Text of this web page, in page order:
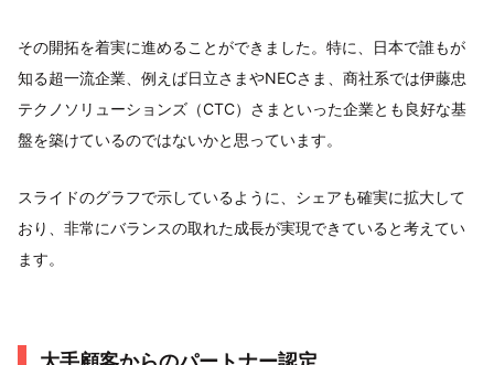
その開拓を着実に進めることができました。特に、日本で誰もが
知る超一流企業、例えば日立さまやNECさま、商社系では伊藤忠
テクノソリューションズ（CTC）さまといった企業とも良好な基
盤を築けているのではないかと思っています。
スライドのグラフで示しているように、シェアも確実に拡大して
おり、非常にバランスの取れた成長が実現できていると考えてい
ます。